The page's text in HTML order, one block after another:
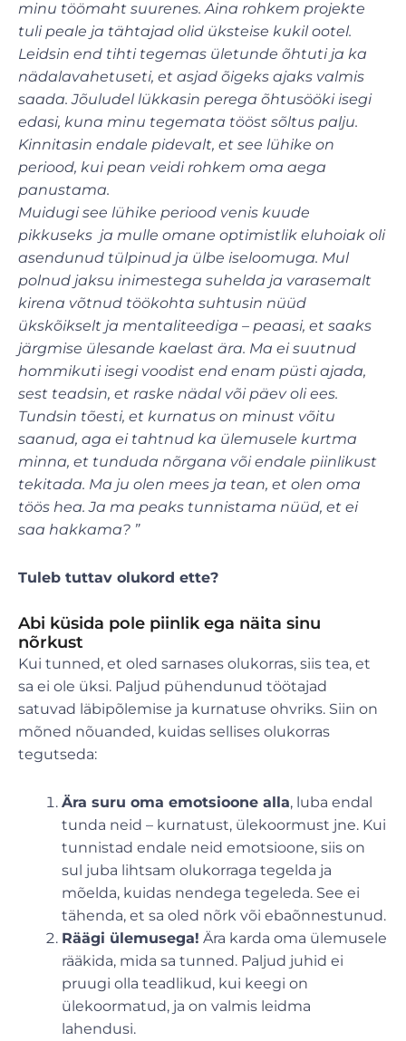
minu töömaht suurenes. Aina rohkem projekte
tuli peale ja tähtajad olid üksteise kukil ootel.
Leidsin end tihti tegemas ületunde õhtuti ja ka
nädalavahetuseti, et asjad õigeks ajaks valmis
saada. Jõuludel lükkasin perega õhtusööki isegi
edasi, kuna minu tegemata tööst sõltus palju.
Kinnitasin endale pidevalt, et see lühike on
periood, kui pean veidi rohkem oma aega
panustama.
Muidugi see lühike periood venis kuude
pikkuseks ja mulle omane optimistlik eluhoiak oli
asendunud tülpinud ja ülbe iseloomuga. Mul
polnud jaksu inimestega suhelda ja varasemalt
kirena võtnud töökohta suhtusin nüüd
ükskõikselt ja mentaliteediga – peaasi, et saaks
järgmise ülesande kaelast ära. Ma ei suutnud
hommikuti isegi voodist end enam püsti ajada,
sest teadsin, et raske nädal või päev oli ees.
Tundsin tõesti, et kurnatus on minust võitu
saanud, aga ei tahtnud ka ülemusele kurtma
minna, et tunduda nõrgana või endale piinlikust
tekitada. Ma ju olen mees ja tean, et olen oma
töös hea. Ja ma peaks tunnistama nüüd, et ei
saa hakkama? ”
Tuleb tuttav olukord ette?
Abi küsida pole piinlik ega näita sinu
nõrkust
Kui tunned, et oled sarnases olukorras, siis tea, et
sa ei ole üksi. Paljud pühendunud töötajad
satuvad läbipõlemise ja kurnatuse ohvriks. Siin on
mõned nõuanded, kuidas sellises olukorras
tegutseda:
Ära suru oma emotsioone alla, luba endal
tunda neid – kurnatust, ülekoormust jne. Kui
tunnistad endale neid emotsioone, siis on
sul juba lihtsam olukorraga tegelda ja
mõelda, kuidas nendega tegeleda. See ei
tähenda, et sa oled nõrk või ebaõnnestunud.
Räägi ülemusega! Ära karda oma ülemusele
rääkida, mida sa tunned. Paljud juhid ei
pruugi olla teadlikud, kui keegi on
ülekoormatud, ja on valmis leidma
lahendusi.